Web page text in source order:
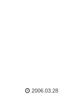
2006.03.28